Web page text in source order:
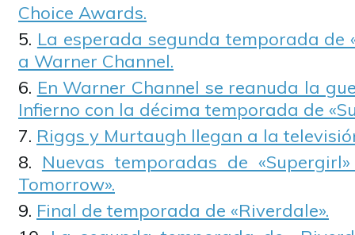
Choice Awards.
La esperada segunda temporada de
a Warner Channel.
En Warner Channel se reanuda la
Infierno con la décima temporada de
Riggs y Murtaugh llegan a la
Nuevas temporadas de
Tomorrow».
Final de temporada de «Riverdale».